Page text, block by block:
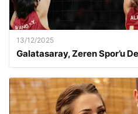
13/12/2025
Galatasaray, Zeren Spor’u